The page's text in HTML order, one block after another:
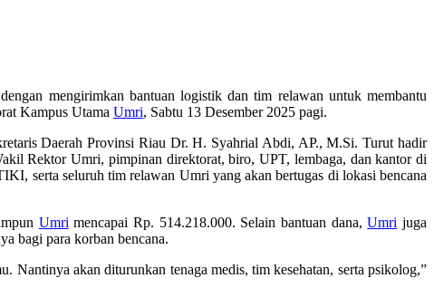
mengirimkan bantuan logistik dan tim relawan untuk membantu
Kampus Utama Umri, Sabtu 13 Desember 2025 pagi.
Daerah Provinsi Riau Dr. H. Syahrial Abdi, AP., M.Si. Turut hadir
Rektor Umri, pimpinan direktorat, biro, UPT, lembaga, dan kantor di
serta seluruh tim relawan Umri yang akan bertugas di lokasi bencana
Umri mencapai Rp. 514.218.000. Selain bantuan dana,Umri juga
bagi para korban bencana.
Nantinya akan diturunkan tenaga medis, tim kesehatan, serta psikolog,”